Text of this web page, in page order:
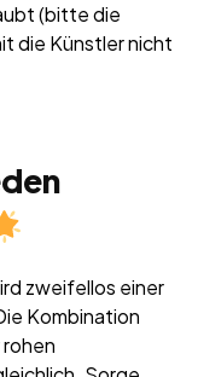
(bitte die
die Künstler nicht
zweifellos einer
Kombination